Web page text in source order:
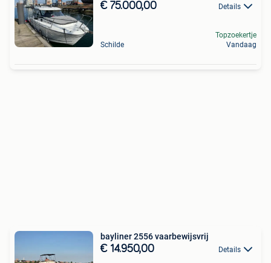
€ 75.000,00 Details
Schilde
Topzoekertje
Vandaag
bayliner 2556 vaarbewijsvrij
€ 14.950,00 Details